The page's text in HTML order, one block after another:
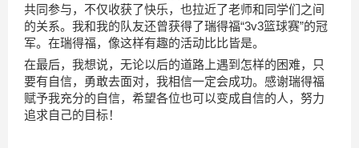
共同参与，不仅收获了快乐，也拉近了老师和同学们之间
的关系。我和我的队友还曾获得了瑞得福“3v3篮球赛”的冠
军。在瑞得福，像这样有趣的活动比比皆是。
在最后，我想说，无论以后的道路上遇到怎样的困难，只
要有自信，勇敢去面对，我相信一定会成功。感谢瑞得福
赋予我充分的自信，希望各位也可以变成自信的人，努力
追求自己的目标！